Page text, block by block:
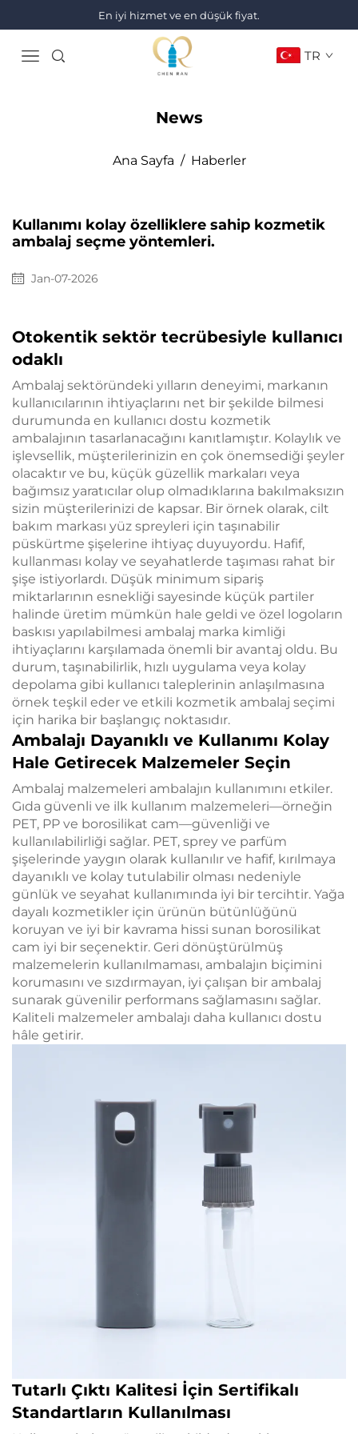
En iyi hizmet ve en düşük fiyat.
TR
Ana Sayfa / Haberler
News
Kullanımı kolay özelliklere sahip kozmetik
ambalaj seçme yöntemleri.
Jan-07-2026
Otokentik sektör tecrübesiyle kullanıcı
odaklı
Ambalaj sektöründeki yılların deneyimi, markanın
kullanıcılarının ihtiyaçlarını net bir şekilde bilmesi
durumunda en kullanıcı dostu kozmetik
ambalajının tasarlanacağını kanıtlamıştır. Kolaylık ve
işlevsellik, müşterilerinizin en çok önemsediği şeyler
olacaktır ve bu, küçük güzellik markaları veya
bağımsız yaratıcılar olup olmadıklarına bakılmaksızın
sizin müşterilerinizi de kapsar. Bir örnek olarak, cilt
bakım markası yüz spreyleri için taşınabilir
püskürtme şişelerine ihtiyaç duyuyordu. Hafif,
kullanması kolay ve seyahatlerde taşıması rahat bir
şişe istiyorlardı. Düşük minimum sipariş
miktarlarının esnekliği sayesinde küçük partiler
halinde üretim mümkün hale geldi ve özel logoların
baskısı yapılabilmesi ambalaj marka kimliği
ihtiyaçlarını karşılamada önemli bir avantaj oldu. Bu
durum, taşınabilirlik, hızlı uygulama veya kolay
depolama gibi kullanıcı taleplerinin anlaşılmasına
örnek teşkil eder ve etkili kozmetik ambalaj seçimi
için harika bir başlangıç noktasıdır.
Ambalajı Dayanıklı ve Kullanımı Kolay
Hale Getirecek Malzemeler Seçin
Ambalaj malzemeleri ambalajın kullanımını etkiler.
Gıda güvenli ve ilk kullanım malzemeleri—örneğin
PET, PP ve borosilikat cam—güvenliği ve
kullanılabilirliği sağlar. PET, sprey ve parfüm
şişelerinde yaygın olarak kullanılır ve hafif, kırılmaya
dayanıklı ve kolay tutulabilir olması nedeniyle
günlük ve seyahat kullanımında iyi bir tercihtir. Yağa
dayalı kozmetikler için ürünün bütünlüğünü
koruyan ve iyi bir kavrama hissi sunan borosilikat
cam iyi bir seçenektir. Geri dönüştürülmüş
malzemelerin kullanılmaması, ambalajın biçimini
korumasını ve sızdırmayan, iyi çalışan bir ambalaj
sunarak güvenilir performans sağlamasını sağlar.
Kaliteli malzemeler ambalajı daha kullanıcı dostu
hâle getirir.
Tutarlı Çıktı Kalitesi İçin Sertifikalı
Standartların Kullanılması